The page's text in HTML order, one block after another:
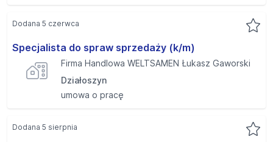
Specjalista do spraw sprzedaży (k/m)
Firma Handlowa WELTSAMEN Łukasz Gaworski
Działoszyn
umowa o pracę
Dodana 5 czerwca
Dodana 5 sierpnia